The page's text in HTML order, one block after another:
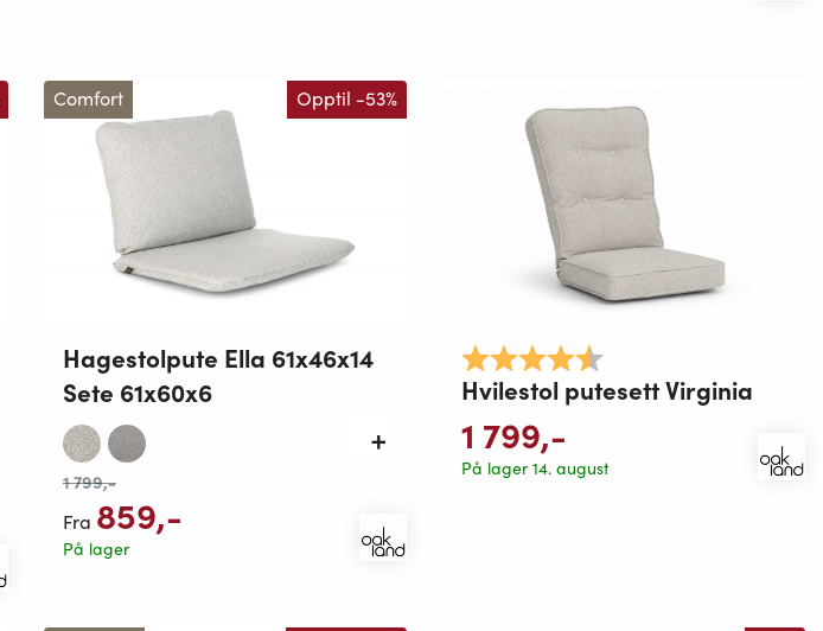
Comfort Opptil -53%
Hagestolpute Ella 61x46x14
Sete 61x60x6
1 799,-
Fra 859,-
På lager
Karakter:
Hvilestol putesett Virginia
1 799,-
På lager 14. august